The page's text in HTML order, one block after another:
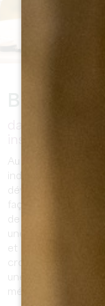
Au cœur de cette
individus
dévouement et
façonner la
de notre
une histoire
et de la diversité
croyons
une source
mérite d'être